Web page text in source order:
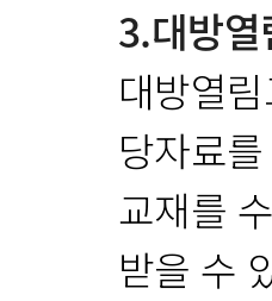
3.대방
대방열
당자료
교재를
받을 수